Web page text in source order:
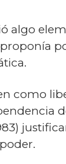
algo
como